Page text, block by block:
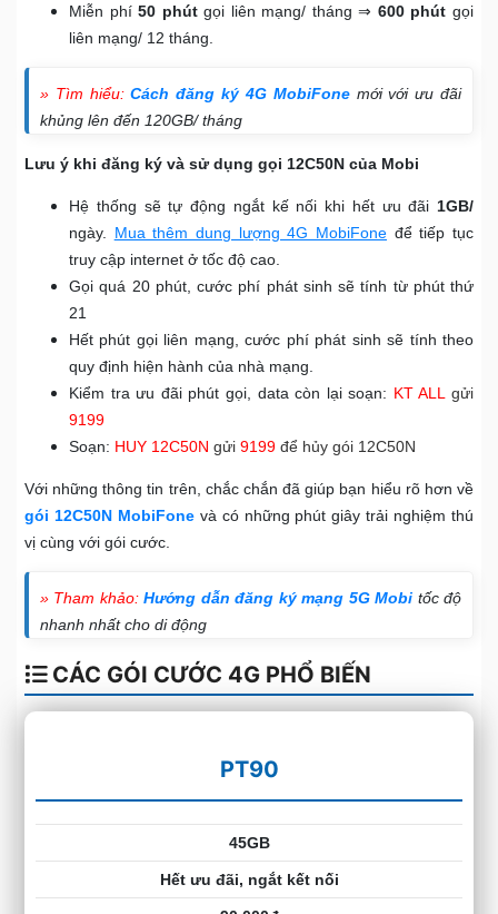
Miễn phí50 phútgọi liên mạng/ tháng ⇒ 600 phút gọi
liên mạng/ 12 tháng.
» Tìm hiểu: Cách đăng ký 4G MobiFonemới với ưu đãi
khủng lên đến 120GB/ tháng
Lưu ý khi đăng ký và sử dụng gọi 12C50N của Mobi
Hệ thống sẽ tự động ngắt kế nối khi hết ưu đãi 1GB/
ngày. Mua thêm dung lượng 4G MobiFone để tiếp tục
truy cập internet ở tốc độ cao.
Gọi quá 20 phút, cước phí phát sinh sẽ tính từ phút thứ
21
Hết phút gọi liên mạng, cước phí phát sinh sẽ tính theo
quy định hiện hành của nhà mạng.
Kiểm tra ưu đãi phút gọi, data còn lại soạn: KT ALLgửi
9199
Soạn: HUY 12C50N gửi 9199 để hủy gói 12C50N
Với những thông tin trên, chắc chắn đã giúp bạn hiểu rõ hơn về
gói 12C50N MobiFone và có những phút giây trải nghiệm thú
vị cùng với gói cước.
» Tham khảo: Hướng dẫn đăng ký mạng 5G Mobi tốc độ
nhanh nhất cho di động
CÁC GÓI CƯỚC 4G PHỔ BIẾN
PT90
45GB
Hết ưu đãi, ngắt kết nối